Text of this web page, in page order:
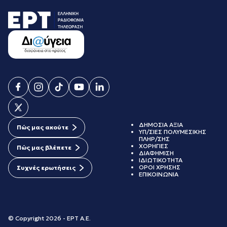
Πώς μας ακούτε
Πώς μας βλέπετε
Συχνές ερωτήσεις
© Copyright 2026 - ΕΡΤ Α.Ε.
ΔΗΜΟΣΙΑ ΑΞΙΑ
ΥΠ/ΣΙΕΣ ΠΟΛΥΜΕΣΙΚΗΣ
ΠΛΗΡ/ΣΗΣ
ΧΟΡΗΓΙΕΣ
ΔΙΑΦΗΜΙΣΗ
ΙΔΙΩΤΙΚΟΤΗΤΑ
ΟΡΟΙ ΧΡΗΣΗΣ
ΕΠΙΚΟΙΝΩΝΙΑ